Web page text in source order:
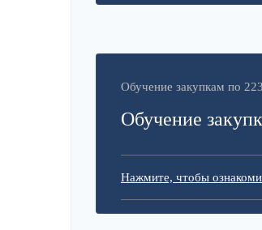
Обучение закупкам по
Обучение
Нажмите, чтобы